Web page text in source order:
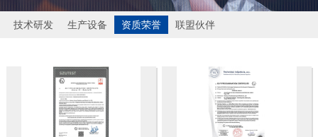
技术研发 生产设备 资质荣誉 联盟伙伴